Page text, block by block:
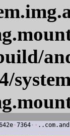
·7364 · ·